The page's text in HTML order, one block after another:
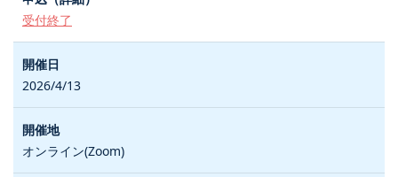
受付終了
2026/4/13
オンライン(Zoom)